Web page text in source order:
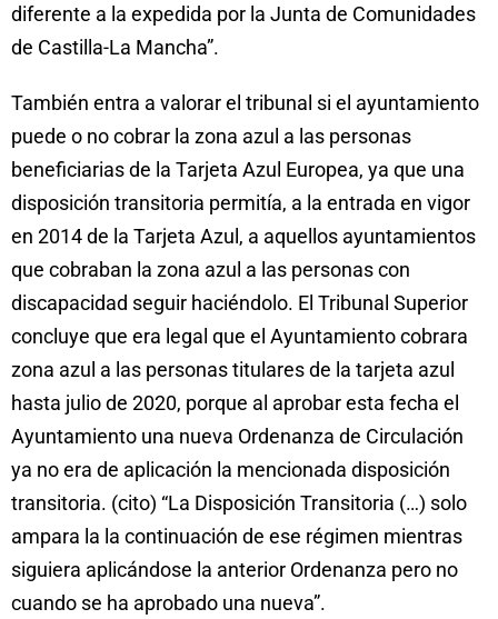
diferente a la expedida por la Junta de Comunidades
de Castilla-La Mancha”.
También entra a valorar el tribunal si el ayuntamiento
puede o no cobrar la zona azul a las personas
beneficiarias de la Tarjeta Azul Europea, ya que una
disposición transitoria permitía, a la entrada en vigor
en 2014 de la Tarjeta Azul, a aquellos ayuntamientos
que cobraban la zona azul a las personas con
discapacidad seguir haciéndolo. El Tribunal Superior
concluye que era legal que el Ayuntamiento cobrara
zona azul a las personas titulares de la tarjeta azul
hasta julio de 2020, porque al aprobar esta fecha el
Ayuntamiento una nueva Ordenanza de Circulación
ya no era de aplicación la mencionada disposición
transitoria. (cito) “La Disposición Transitoria (…) solo
ampara la la continuación de ese régimen mientras
siguiera aplicándose la anterior Ordenanza pero no
cuando se ha aprobado una nueva”.